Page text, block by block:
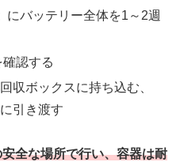
にバッテリー全体を1～2週
認する
収ボックスに持ち込む、
引き渡す
全な場所で行い、容器は耐